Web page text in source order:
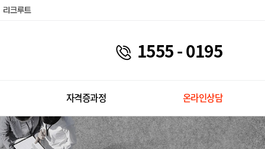
1555 - 0195
자격증과정 온라인상담